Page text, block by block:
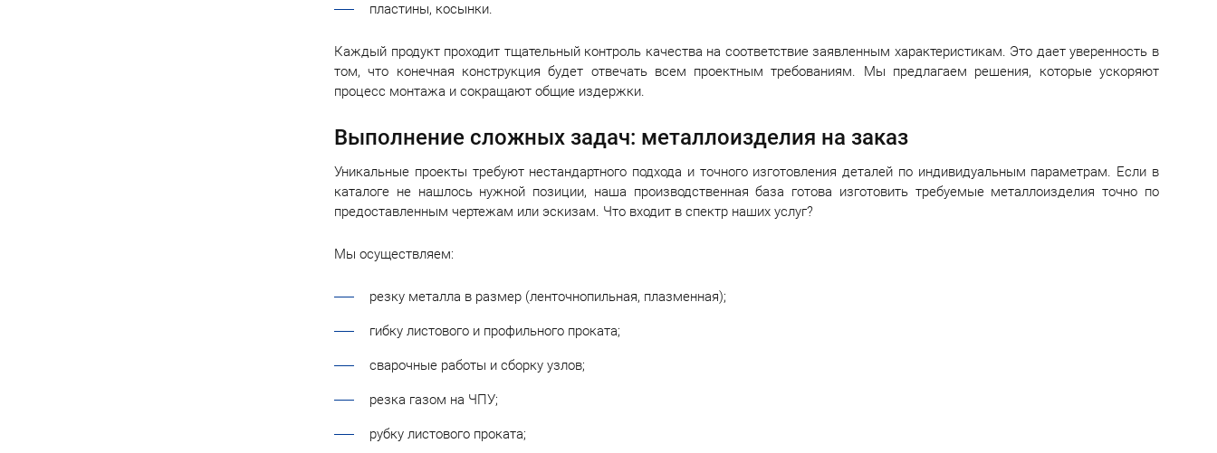
пластины, косынки.
Каждый продукт проходит тщательный контроль качества на соответствие заявленным характеристикам. Это дает уверенность в
том, что конечная конструкция будет отвечать всем проектным требованиям. Мы предлагаем решения, которые ускоряют
процесс монтажа и сокращают общие издержки.
Выполнение сложных задач: металлоизделия на заказ
Уникальные проекты требуют нестандартного подхода и точного изготовления деталей по индивидуальным параметрам. Если в
каталоге не нашлось нужной позиции, наша производственная база готова изготовить требуемые металлоизделия точно по
предоставленным чертежам или эскизам. Что входит в спектр наших услуг?
Мы осуществляем:
резку металла в размер (ленточнопильная, плазменная);
гибку листового и профильного проката;
сварочные работы и сборку узлов;
резка газом на ЧПУ;
рубку листового проката;